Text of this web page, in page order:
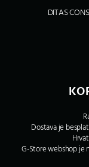
DITAS
Dostava je
G-Store webshop je